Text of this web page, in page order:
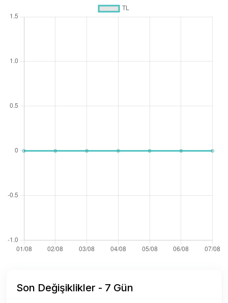
Son Değişiklikler - 7 Gün